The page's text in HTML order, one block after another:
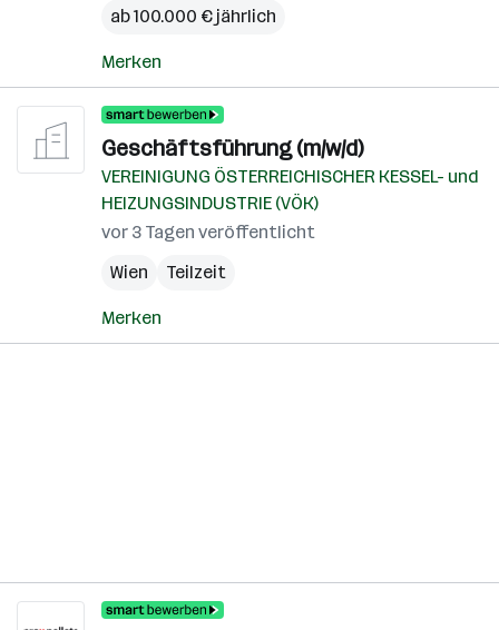
ab 100.000 € jährlich
Merken
Geschäftsführung (m/w/d)
VEREINIGUNG ÖSTERREICHISCHER KESSEL- und
HEIZUNGSINDUSTRIE (VÖK)
vor 3 Tagen veröffentlicht
Wien
Teilzeit
Merken